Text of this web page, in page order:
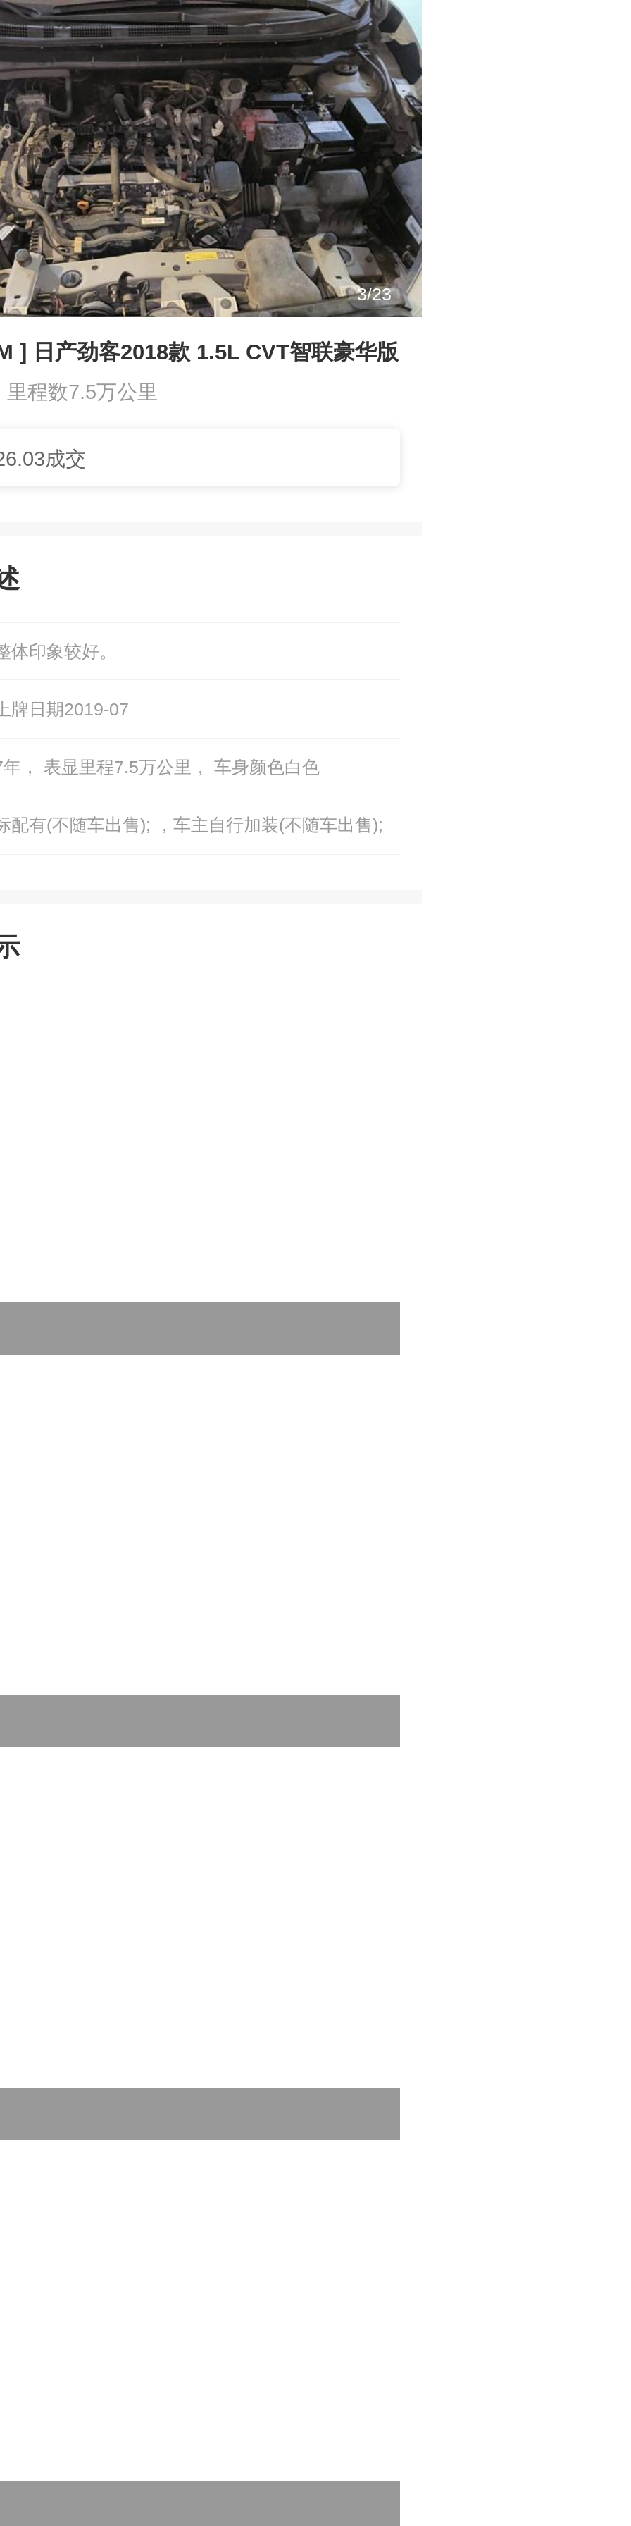
3/23
] 日产劲客2018款 1.5L CVT智联豪华版
里程数7.5万公里
成交
体印象较好。
牌日期2019-07
， 表显里程7.5万公里， 车身颜色白色
配有(不随车出售); ，车主自行加装(不随车出售);